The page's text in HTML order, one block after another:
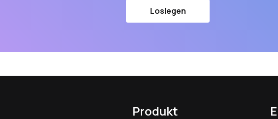
Loslegen
Produkt